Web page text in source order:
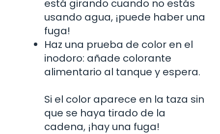
está girando cuando no estás
usando agua, ¡puede haber una
fuga!
Haz una prueba de color en el
inodoro: añade colorante
alimentario al tanque y espera.
Si el color aparece en la taza sin
que se haya tirado de la
cadena, ¡hay una fuga!